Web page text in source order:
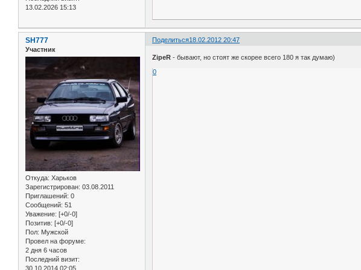
13.02.2026 15:13
Поделиться18.02.2012 20:47
SH777
Участник
Откуда: Харьков
Зарегистрирован: 03.08.2011
Приглашений: 0
Сообщений: 51
Уважение: [+0/-0]
Позитив: [+0/-0]
Пол: Мужской
Провел на форуме:
2 дня 6 часов
Последний визит:
30.10.2014 02:05
ZipeR - бывают, но стоят же скорее всего 180 я так думаю)
0